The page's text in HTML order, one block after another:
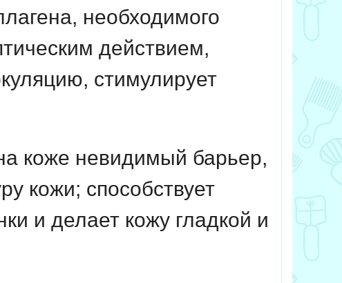
необходимого
действием,
стимулирует
коже невидимый барьер,
кожи; способствует
и делает кожу гладкой и